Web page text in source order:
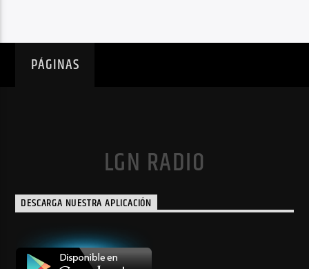
PÁGINAS
LGN RADIO
DESCARGA NUESTRA APLICACIÓN